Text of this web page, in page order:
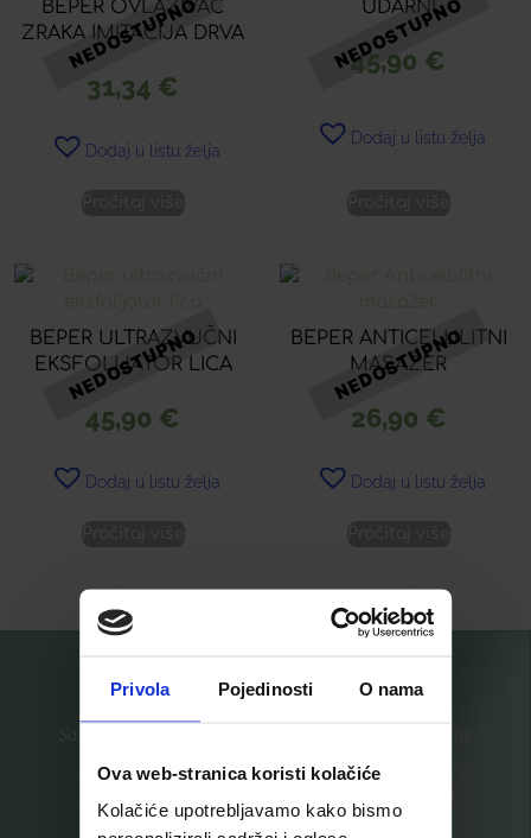
Privola Pojedinosti O nama
Ova web-stranica koristi kolačiće
Kolačiće upotrebljavamo kako bismo
BEPER OVLAŽIVAČ
ZRAKA IMITACIJA DRVA
31,34 €
Dodaj u listu želja
UDARNI
45,90 €
Dodaj u listu želja
BEPER ULTRAZVUČNI
EKSFOLIJATOR LICA
45,90 €
Dodaj u listu želja
BEPER ANTICELULITNI
MASAŽER
26,90 €
Dodaj u listu želja
Saznajte prvi za nove proizvode i ekskluzivne promocije
Prijavite se na listu za novosti